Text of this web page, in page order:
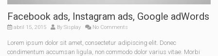
Facebook ads, Instagram ads, Google adWords
abril 15, 2015 By Sisplay No Comments
Lorem ipsum dolor sit amet, consectetur adipiscing elit. Donec
condimentum accumsan ligula, non commodo dolor varius vitae. Morbi